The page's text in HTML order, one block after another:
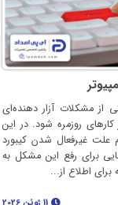
از مشکلات آزار دهنده‌ای
روزمره شود. در این
علت غیرفعال شدن کیبورد
برای رفع این مشکل به
اطلاع از...